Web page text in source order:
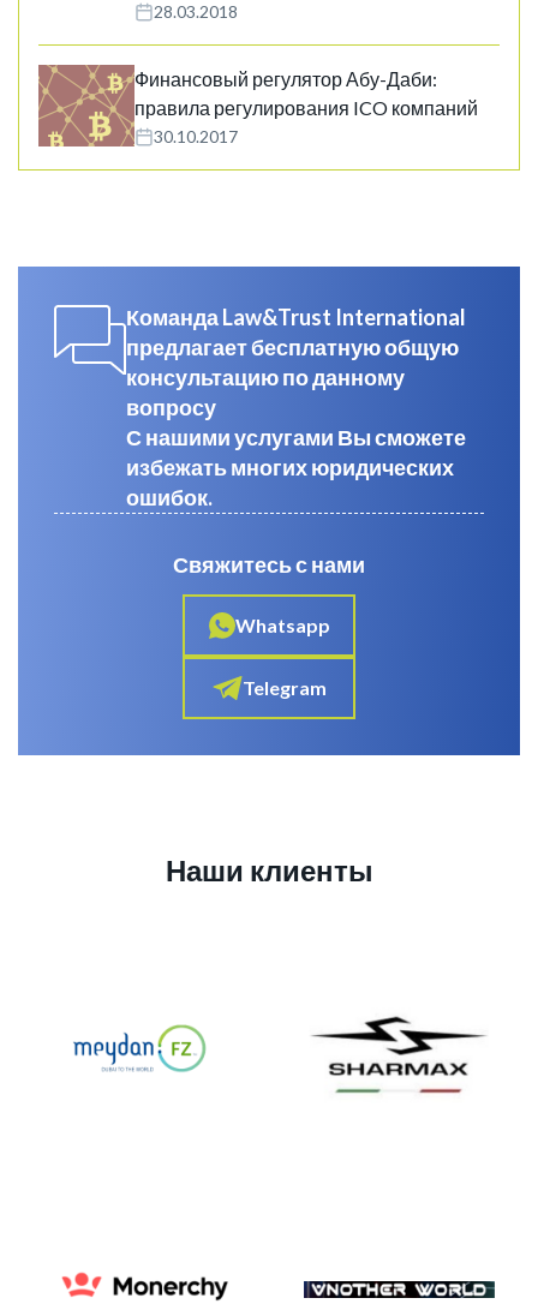
28.03.2018
Финансовый регулятор Абу-Даби:
правила регулирования ICO компаний
30.10.2017
Команда Law&Trust International
предлагает бесплатную общую
консультацию по данному
вопросу
С нашими услугами Вы сможете
избежать многих юридических
ошибок.
Свяжитесь с нами
Whatsapp
Telegram
Наши клиенты